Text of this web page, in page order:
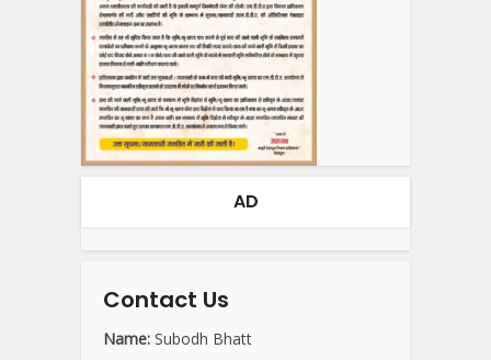
AD
Contact Us
Name: Subodh Bhatt